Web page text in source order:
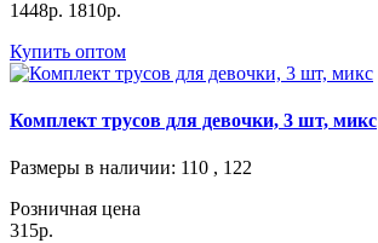
1448р. 1810р.
Купить оптом
Комплект трусов для девочки, 3 шт, микс
Размеры в наличии: 110 , 122
Розничная цена
315р.